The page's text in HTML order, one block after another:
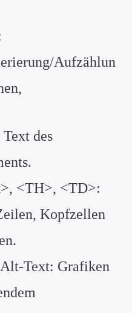
Aufzählun
des
<TH>, <TD>:
Kopfzellen
Text: Grafiken